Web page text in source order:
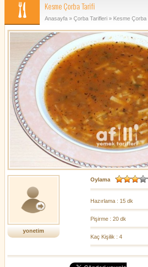
Kesme Çorba Tarifi
Anasayfa» Çorba Tarifleri» Kesme Çorba
yonetim
Oylama
Hazırlama : 15 dk
Pişirme : 20 dk
Kaç Kişilik : 4